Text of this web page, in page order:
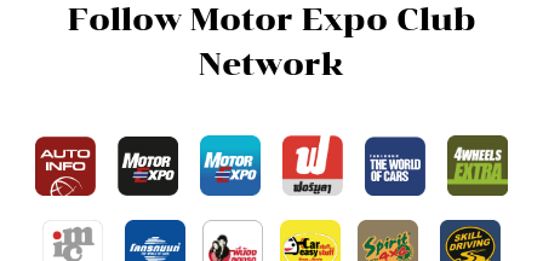
Follow Motor Expo Club
Network